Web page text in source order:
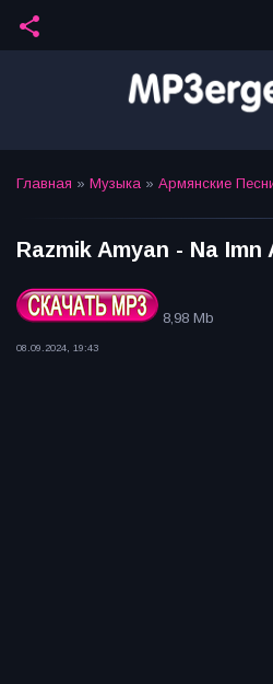
share
Главная » Музыка » Армянские
Razmik Amyan - Na Imn
8,98 Mb
08.09.2024, 19:43